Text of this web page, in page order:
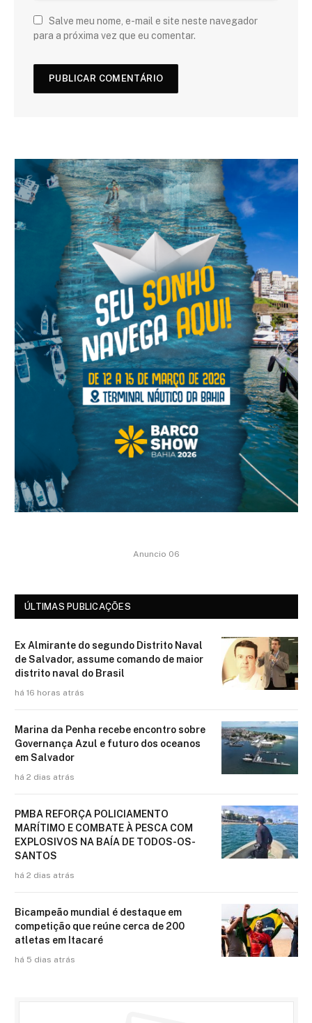
Salve meu nome, e-mail e site neste navegador
para a próxima vez que eu comentar.
Anuncio 06
ÚLTIMAS PUBLICAÇÕES
Ex Almirante do segundo Distrito Naval
de Salvador, assume comando de maior
distrito naval do Brasil
há 16 horas atrás
Marina da Penha recebe encontro sobre
Governança Azul e futuro dos oceanos
em Salvador
há 2 dias atrás
PMBA REFORÇA POLICIAMENTO
MARÍTIMO E COMBATE À PESCA COM
EXPLOSIVOS NA BAÍA DE TODOS-OS-
SANTOS
há 2 dias atrás
Bicampeão mundial é destaque em
competição que reúne cerca de 200
atletas em Itacaré
há 5 dias atrás